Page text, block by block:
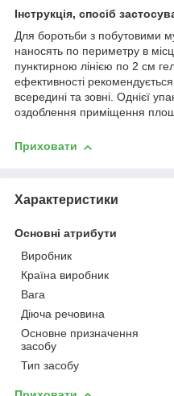
Інструкція, спосіб
Для боротьби з побутовими
наносять по периметру в
пунктирною лінією по 2 см
ефективності
всередині та зовні. Однієї
оздоблення приміщення
Приховати
Характеристики
Основні атрибути
Виробник
Країна виробник
Вага
Діюча речовина
Основне призначення
засобу
Тип засобу